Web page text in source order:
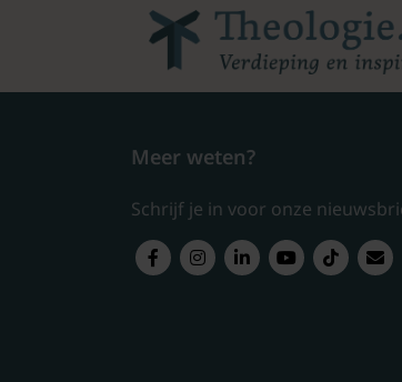
Meer weten?
Schrijf je in voor onze